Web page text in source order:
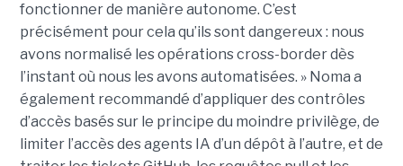
fonctionner de manière autonome. C’est
précisément pour cela qu’ils sont dangereux : nous
avons normalisé les opérations cross-border dès
l’instant où nous les avons automatisées. » Noma a
également recommandé d’appliquer des contrôles
d’accès basés sur le principe du moindre privilège, de
limiter l’accès des agents IA d’un dépôt à l’autre, et de